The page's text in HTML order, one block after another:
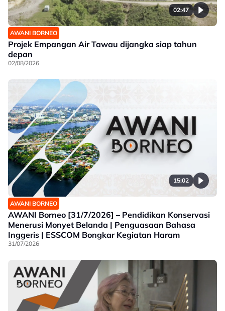
02:47
AWANI BORNEO
Projek Empangan Air Tawau dijangka siap tahun
depan
02/08/2026
15:02
AWANI BORNEO
AWANI Borneo [31/7/2026] – Pendidikan Konservasi
Menerusi Monyet Belanda | Penguasaan Bahasa
Inggeris | ESSCOM Bongkar Kegiatan Haram
31/07/2026